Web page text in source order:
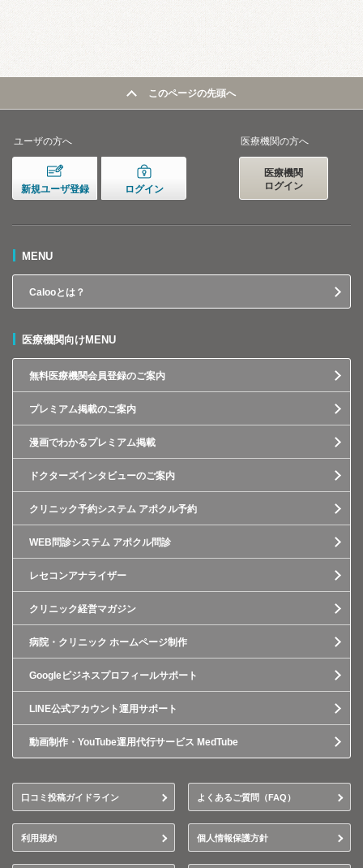
このページの先頭へ
ユーザの方へ
新規ユーザ登録 ログイン
医療機関の方へ
医療機関
ログイン
MENU
Calooとは？
医療機関向けMENU
無料医療機関会員登録のご案内
プレミアム掲載のご案内
漫画でわかるプレミアム掲載
ドクターズインタビューのご案内
クリニック予約システム アポクル予約
WEB問診システム アポクル問診
レセコンアナライザー
クリニック経営マガジン
病院・クリニック ホームページ制作
Googleビジネスプロフィールサポート
LINE公式アカウント運用サポート
動画制作・YouTube運用代行サービス MedTube
口コミ投稿ガイドライン よくあるご質問（FAQ）
利用規約 個人情報保護方針